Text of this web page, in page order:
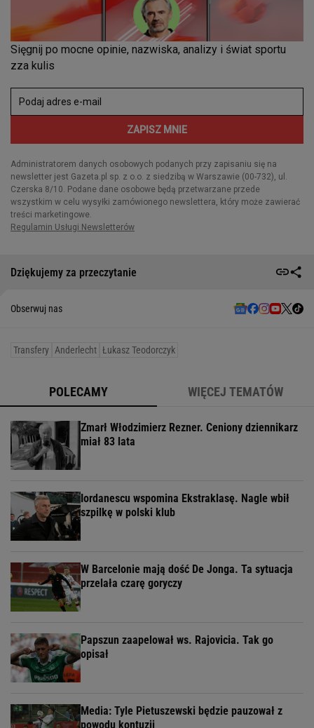
Dziękujemy za przeczytanie
Obserwuj nas
Transfery Anderlecht Łukasz Teodorczyk
POLECAMY WIĘCEJ TEMATÓW
Zmarł Włodzimierz Rezner. Ceniony dziennikarz
miał 83 lata
Iordanescu wspomina Ekstraklasę. Nagle wbił
szpilkę w polski klub
W Barcelonie mają dość De Jonga. Ta sytuacja
przelała czarę goryczy
Papszun zaapelował ws. Rajovicia. Tak go
opisał
Media: Tyle Pietuszewski będzie pauzował z
powodu kontuzji